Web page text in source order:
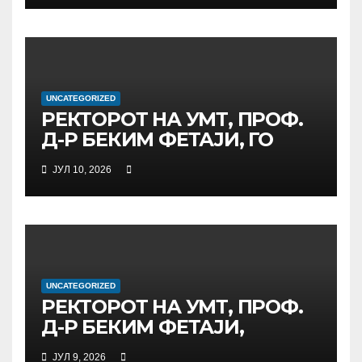
ПРЕДВОДИ
МЕЃУНАРОДНАТА
ОБРАЗОВАНИЕ И
ГЛОБАЛНО ГРАЃАНСТВО
UNCATEGORIZED
РЕКТОРОТ НА УМТ, ПРОФ.
Д-Р БЕКИМ ФЕТАЈИ, ГО
ПРЕЧЕКА НА ОФИЦИЈАЛНА
СРЕДБА ГЕНЕРАЛНИОТ
ДИРЕКТОР НА АД МЕПСО,
Д-Р БУРИМ ЛАТИФИ
ЈУЛ 10, 2026
UNCATEGORIZED
РЕКТОРОТ НА УМТ, ПРОФ.
Д-Р БЕКИМ ФЕТАЈИ,
ОДРЖА РАБОТНА СРЕДБА
ЈУЛ 9, 2026